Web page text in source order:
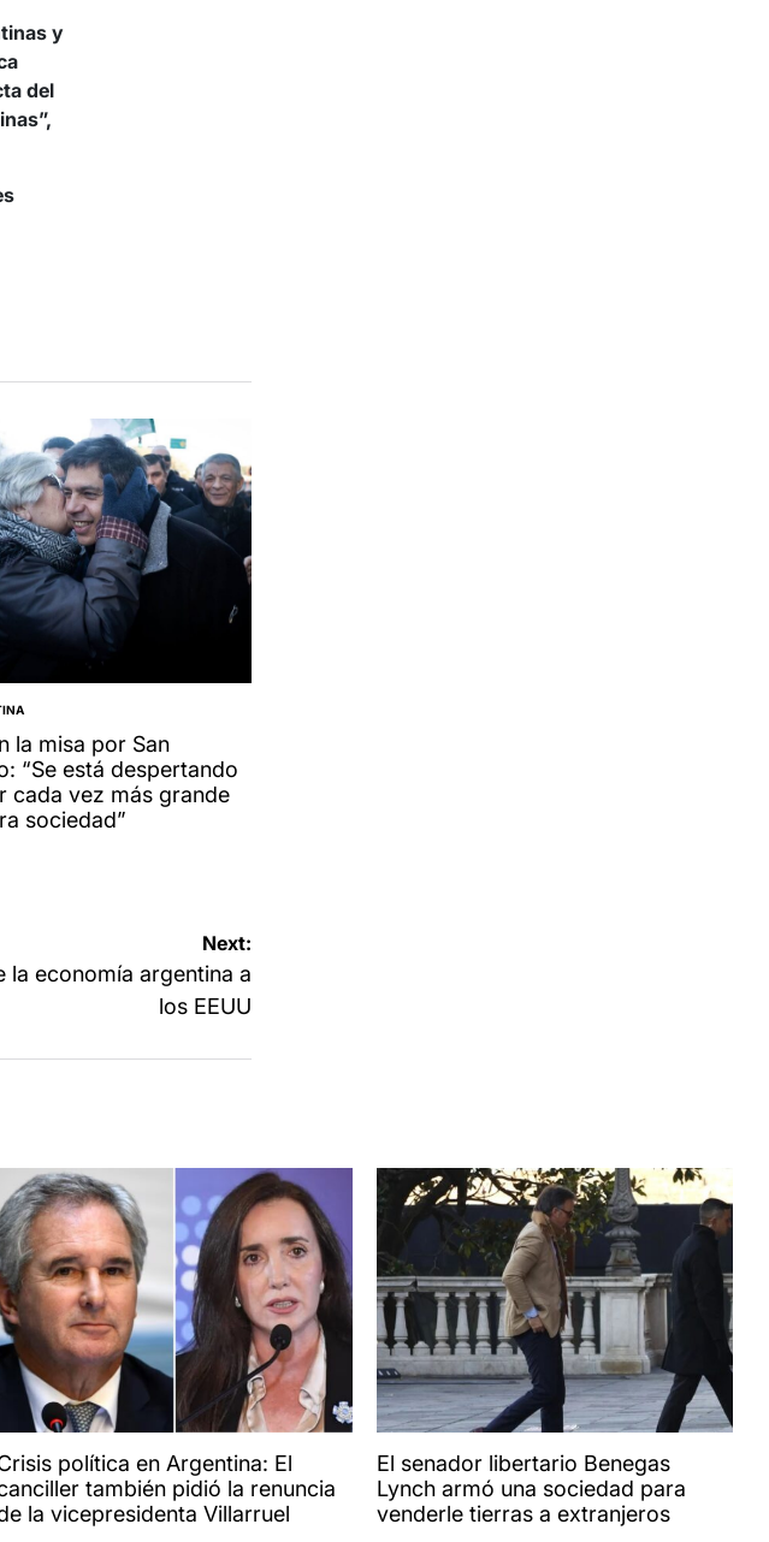
y
del
la misa por San
“Se está despertando
cada vez más grande
sociedad”
Next:
la economía argentina a
los EEUU
política en Argentina: El
también pidió la renuncia
la vicepresidenta Villarruel
El senador libertario Benegas
Lynch armó una sociedad para
venderle tierras a extranjeros